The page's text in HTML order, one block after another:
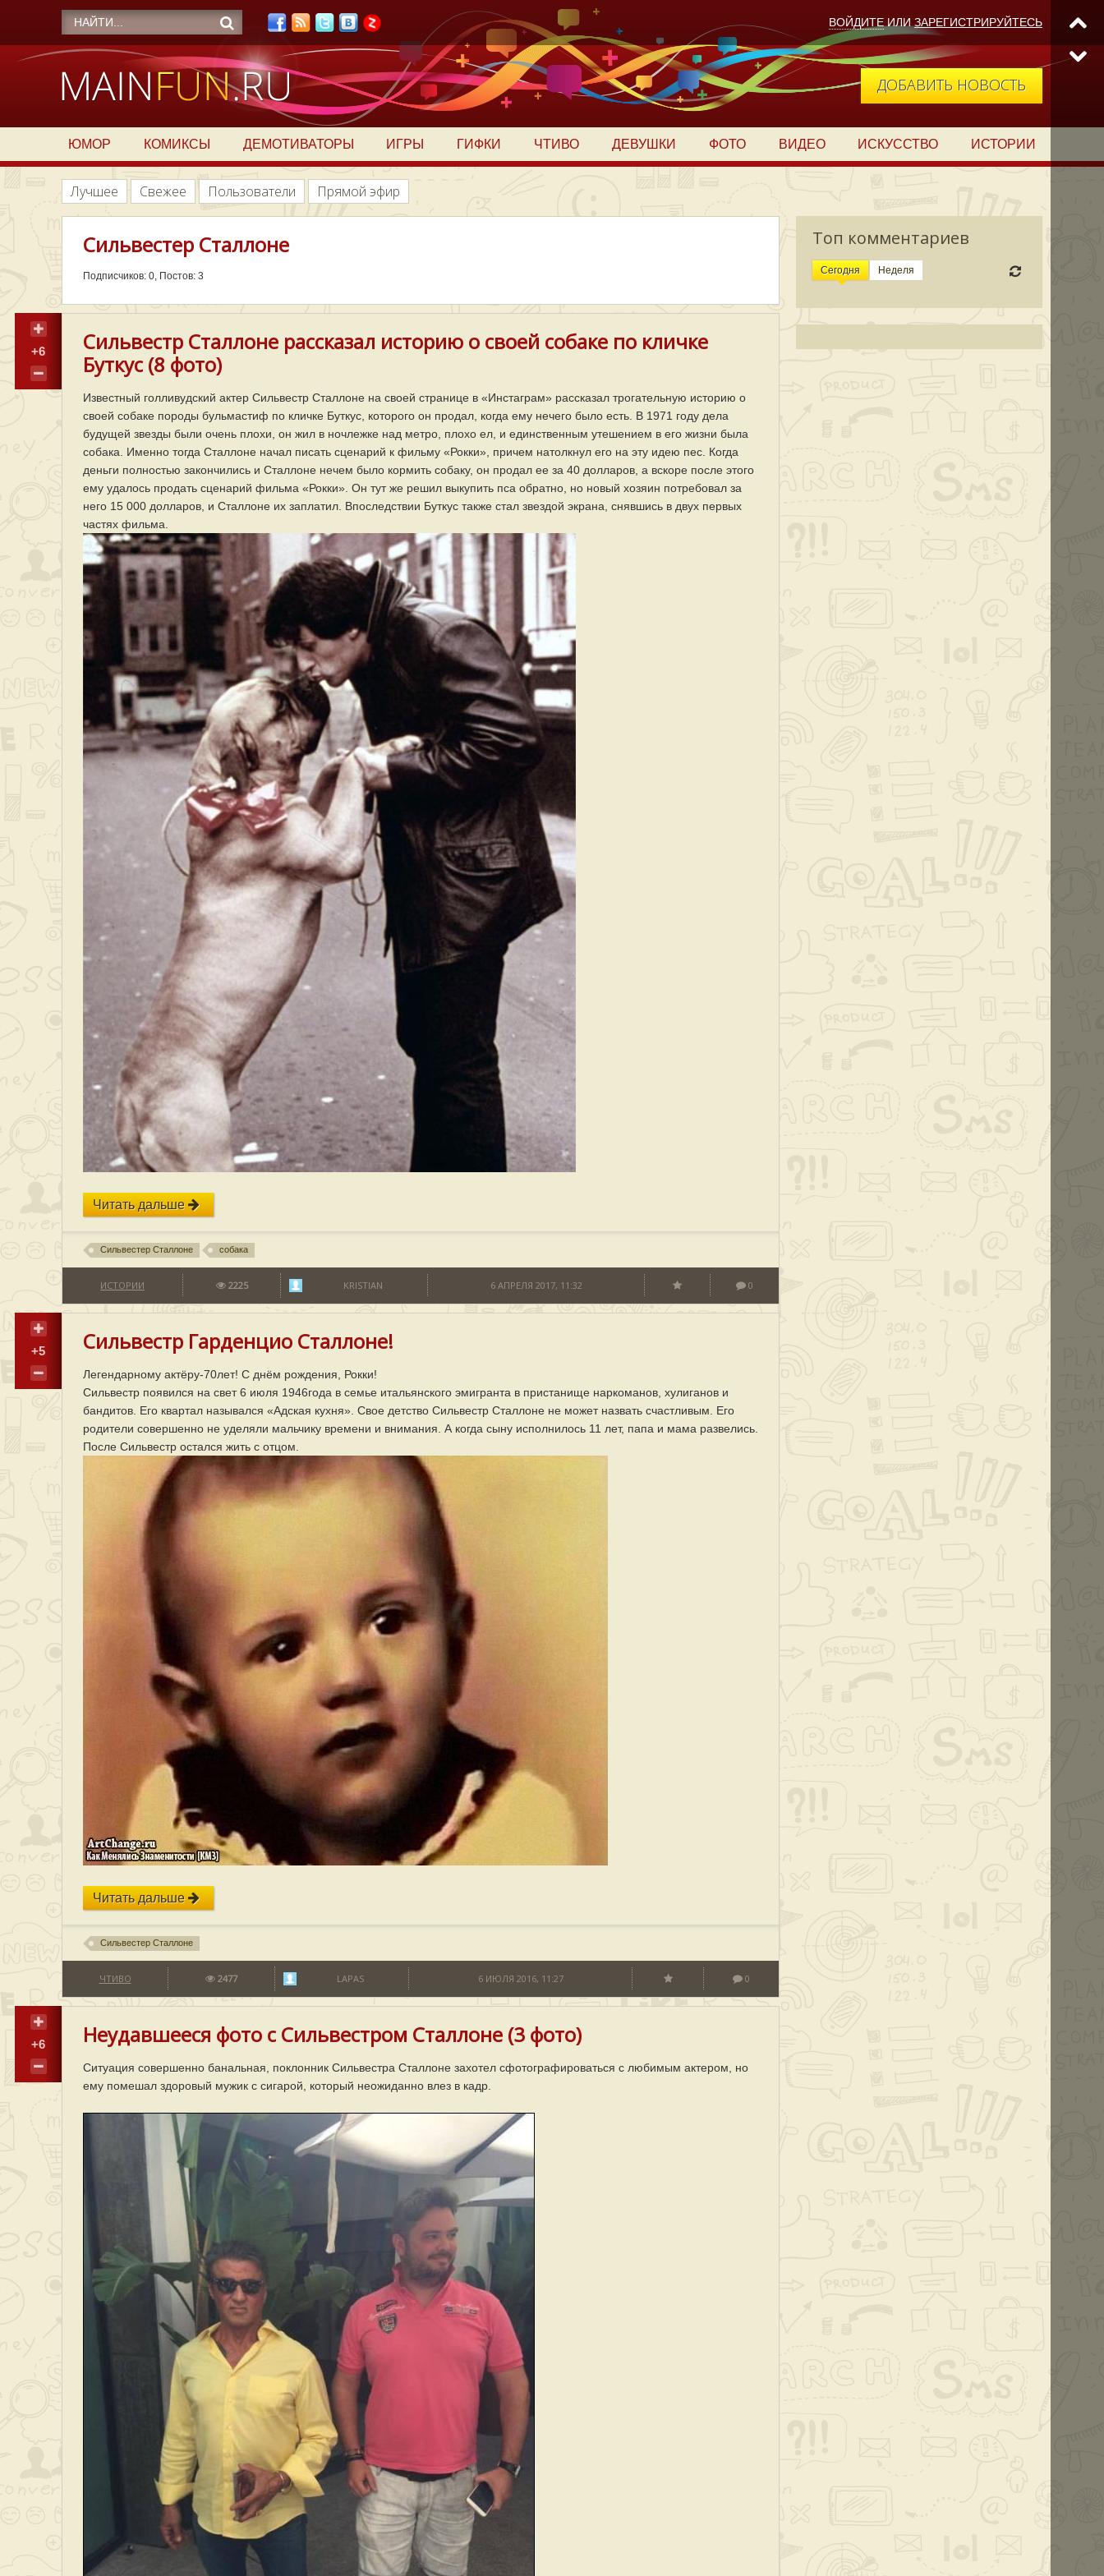
ВОЙДИТЕ ИЛИ ЗАРЕГИСТРИРУЙТЕСЬ
ДОБАВИТЬ НОВОСТЬ
ЮМОР КОМИКСЫ ДЕМОТИВАТОРЫ ИГРЫ ГИФКИ ЧТИВО ДЕВУШКИ ФОТО ВИДЕО ИСКУССТВО ИСТОРИИ
Лучшее Свежее Пользователи Прямой эфир
Топ комментариев
Сегодня Неделя
Сильвестер Сталлоне
Подписчиков: 0, Постов: 3
+6
Сильвестр Сталлоне рассказал историю о своей собаке по кличке
Буткус (8 фото)
Известный голливудский актер Сильвестр Сталлоне на своей странице в «Инстаграм» рассказал трогательную историю о
своей собаке породы бульмастиф по кличке Буткус, которого он продал, когда ему нечего было есть. В 1971 году дела
будущей звезды были очень плохи, он жил в ночлежке над метро, плохо ел, и единственным утешением в его жизни была
собака. Именно тогда Сталлоне начал писать сценарий к фильму «Рокки», причем натолкнул его на эту идею пес. Когда
деньги полностью закончились и Сталлоне нечем было кормить собаку, он продал ее за 40 долларов, а вскоре после этого
ему удалось продать сценарий фильма «Рокки». Он тут же решил выкупить пса обратно, но новый хозяин потребовал за
него 15 000 долларов, и Сталлоне их заплатил. Впоследствии Буткус также стал звездой экрана, снявшись в двух первых
частях фильма.
Читать дальше
Сильвестер Сталлоне собака
ИСТОРИИ 2225 KRISTIAN 6 АПРЕЛЯ 2017, 11:32 0
+5 Сильвестр Гарденцио Сталлоне!
Легендарному актёру-70лет! С днём рождения, Рокки!
Сильвестр появился на свет 6 июля 1946года в семье итальянского эмигранта в пристанище наркоманов, хулиганов и
бандитов. Его квартал назывался «Адская кухня». Свое детство Сильвестр Сталлоне не может назвать счастливым. Его
родители совершенно не уделяли мальчику времени и внимания. А когда сыну исполнилось 11 лет, папа и мама развелись.
После Сильвестр остался жить с отцом.
Читать дальше
Сильвестер Сталлоне
ЧТИВО 2477 LAPAS 6 ИЮЛЯ 2016, 11:27 0
+6 Неудавшееся фото с Сильвестром Сталлоне (3 фото)
Ситуация совершенно банальная, поклонник Сильвестра Сталлоне захотел сфотографироваться с любимым актером, но
ему помешал здоровый мужик с сигарой, который неожиданно влез в кадр.